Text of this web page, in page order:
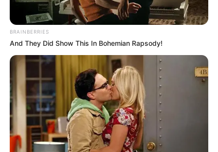
Considerada a maior formação técnica do seguimento da Saúde da
América Latina, o programa enfrentou inúmeras dificuldades, em
BRAINBERRIES
And They Did Show This In Bohemian Rapsody!